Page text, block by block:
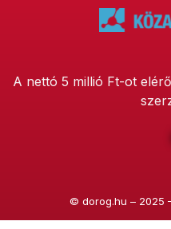
A nettó 5 millió Ft-ot
© dorog.hu – 2025